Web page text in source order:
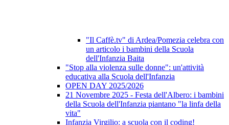
"Il Caffè.tv" di Ardea/Pomezia celebra con
un articolo i bambini della Scuola
dell'Infanzia Baita
"Stop alla violenza sulle donne": un'attività
educativa alla Scuola dell'Infanzia
OPEN DAY 2025/2026
21 Novembre 2025 - Festa dell'Albero: i bambini
della Scuola dell'Infanzia piantano "la linfa della
vita"
Infanzia Virgilio: a scuola con il coding!